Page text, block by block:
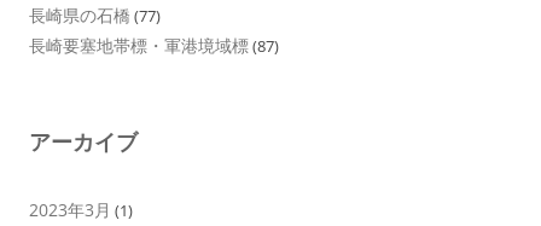
長崎県の石橋 (77)
長崎要塞地帯標・軍港境域標(87)
アーカイブ
2023年3月 (1)